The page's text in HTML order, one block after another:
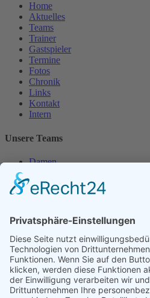
Home
Aktuelles
Teams
Trainer
Gastspieler
Termine
Fotos
Chronik
Links
Kontakt
Intern
Unsere Teams
Damen
Herren
Herren 30
Unsere Jugend
Midcourt
Bambini
Juniorinnen 18
Knaben 15